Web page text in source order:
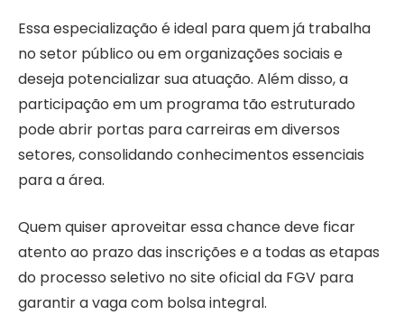
Essa especialização é ideal para quem já trabalha
no setor público ou em organizações sociais e
deseja potencializar sua atuação. Além disso, a
participação em um programa tão estruturado
pode abrir portas para carreiras em diversos
setores, consolidando conhecimentos essenciais
para a área.
Quem quiser aproveitar essa chance deve ficar
atento ao prazo das inscrições e a todas as etapas
do processo seletivo no site oficial da FGV para
garantir a vaga com bolsa integral.